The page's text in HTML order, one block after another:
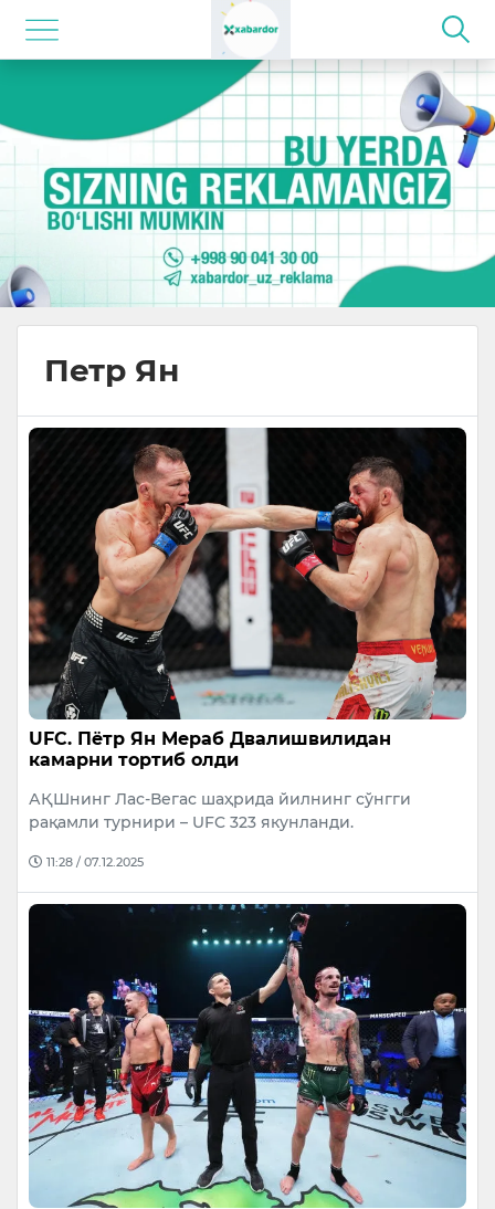
Петр Ян
UFC. Пётр Ян Мераб Двалишвилидан
камарни тортиб олди
АҚШнинг Лас-Вегас шаҳрида йилнинг сўнгги
рақамли турнири – UFC 323 якунланди.
11:28 / 07.12.2025